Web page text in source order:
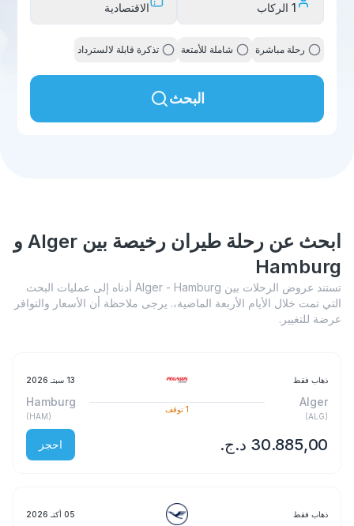
1 الركاب الاقتصادية
رحلة مباشرة شاملة للأمتعة تذكرة قابلة لالسترداد
البحث
ابحث عن رحلة طيران رخيصة بين Alger و
Hamburg
تستند عروض الرحلات بين Alger - Hamburg أدناه إلى عمليات البحث
التي تمت خلال الأيام الأربعة الماضية،. يرجى ملاحظة أن الأسعار والتوافر
عرضة للتغيير.
ذهاب فقط 13 سبتـ 2026
Alger
(
ALG
)
1 توقف
Hamburg
(
HAM
)
احجز
ذهاب فقط 05 أكتـ 2026